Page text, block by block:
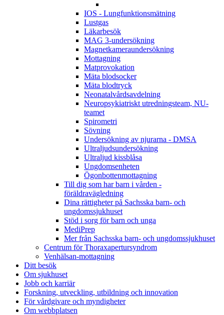
IOS - Lungfunktionsmätning
Lustgas
Läkarbesök
MAG 3-undersökning
Magnetkameraundersökning
Mottagning
Matprovokation
Mäta blodsocker
Mäta blodtryck
Neonatalvårdsavdelning
Neuropsykiatriskt utredningsteam, NU-
teamet
Spirometri
Sövning
Undersökning av njurarna - DMSA
Ultraljudsundersökning
Ultraljud kissblåsa
Ungdomsenheten
Ögonbottenmottagning
Till dig som har barn i vården -
föräldravägledning
Dina rättigheter på Sachsska barn- och
ungdomssjukhuset
Stöd i sorg för barn och unga
MediPrep
Mer från Sachsska barn- och ungdomssjukhuset
Centrum för Thoraxapertursyndrom
Venhälsan-mottagning
Ditt besök
Om sjukhuset
Jobb och karriär
Forskning, utveckling, utbildning och innovation
För vårdgivare och myndigheter
Om webbplatsen